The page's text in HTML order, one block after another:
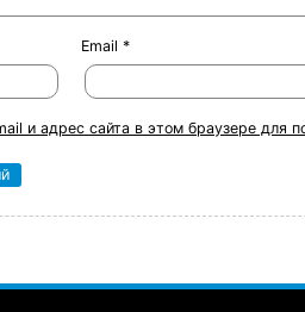
Email*
и адрес сайта в этом браузере для